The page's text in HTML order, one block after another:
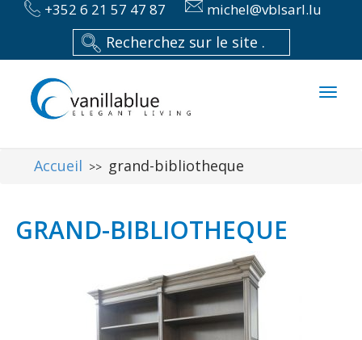
+352 6 21 57 47 87 michel@vblsarl.lu
Accueil >> grand-bibliotheque
GRAND-BIBLIOTHEQUE